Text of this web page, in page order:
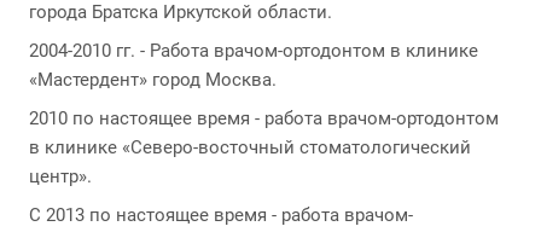
города Братска Иркутской области.
2004-2010 гг. - Работа врачом-ортодонтом в клинике
«Мастердент» город Москва.
2010 по настоящее время - работа врачом-ортодонтом
в клинике «Северо-восточный стоматологический
центр».
С 2013 по настоящее время - работа врачом-